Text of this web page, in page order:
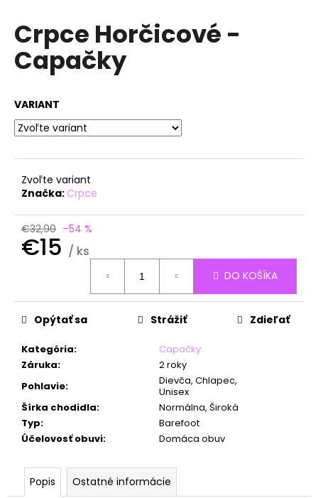
Crpce Horčicové -
Capačky
VARIANT
Zvoľte variant
Značka: Crpce
€32,90 –54 %
€15 / ks
DO KOŠÍKA
Kategória:
Capačky
Záruka:
2 roky
Pohlavie:
Dievča, Chlapec,
Unisex
Šírka chodidla:
Normálna, Široká
Typ:
Barefoot
Účelovosť obuvi: Domáca obuv
Opýtať sa Strážiť Zdieľať
Popis Ostatné informácie
j
s
ť
O
d
ú
č
m
e